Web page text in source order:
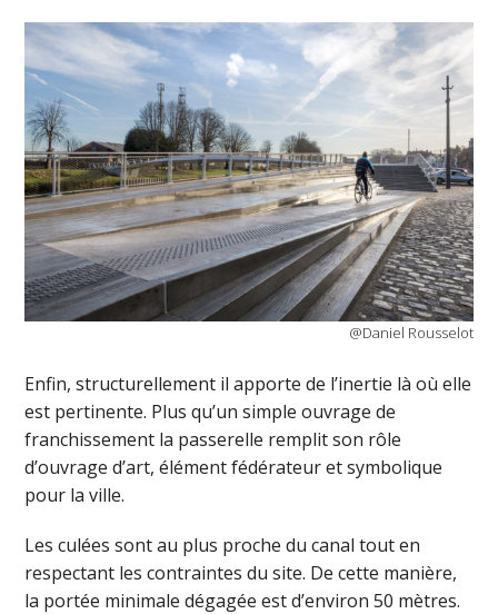
@Daniel Rousselot
Enfin, structurellement il apporte de l’inertie là où elle
est pertinente. Plus qu’un simple ouvrage de
franchissement la passerelle remplit son rôle
d’ouvrage d’art, élément fédérateur et symbolique
pour la ville.
Les culées sont au plus proche du canal tout en
respectant les contraintes du site. De cette manière,
la portée minimale dégagée est d’environ 50 mètres.